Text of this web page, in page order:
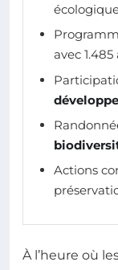
avec 1.485
Actions
À l’heure où